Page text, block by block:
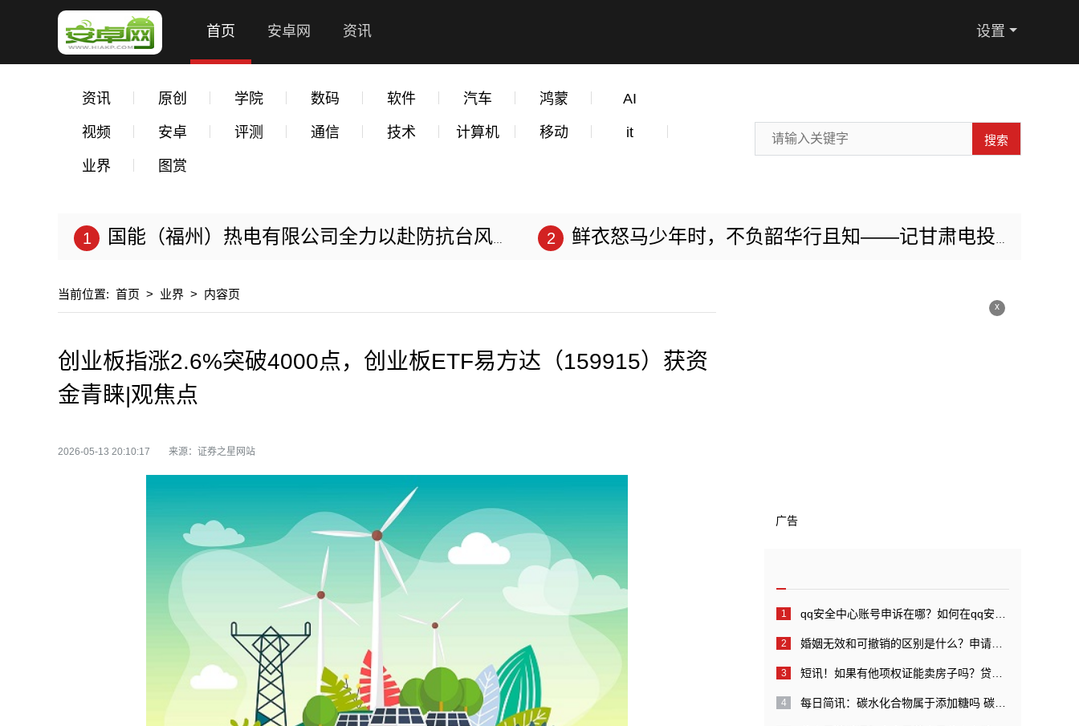
首页 安卓网 资讯 设置
资讯 原创 学院 数码 软件 汽车 鸿蒙 AI
视频 安卓 评测 通信 技术 计算机 移动 it
业界 图赏
搜索
国能（福州）热电有限公司全力以赴防抗台风“苏拉” 鲜衣怒马少年时，不负韶华行且知——记甘肃电投张掖电厂扩建项目部李特
当前位置: 首页 > 业界 > 内容页
创业板指涨2.6%突破4000点，创业板ETF易方达（159915）获资
金青睐|观焦点
2026-05-13 20:10:17 来源：证券之星网站
x
广告